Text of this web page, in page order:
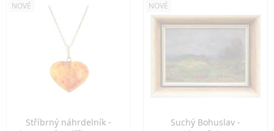
NOVÉ
Stříbrný náhrdelník -
NOVÉ
Suchý Bohuslav -